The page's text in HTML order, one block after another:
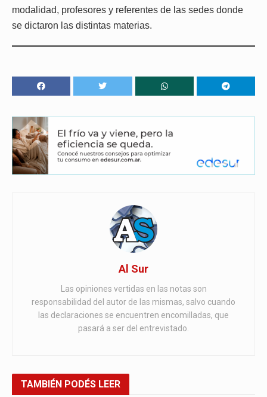
modalidad, profesores y referentes de las sedes donde
se dictaron las distintas materias.
Al Sur
Las opiniones vertidas en las notas son
responsabilidad del autor de las mismas, salvo cuando
las declaraciones se encuentren encomilladas, que
pasará a ser del entrevistado.
TAMBIÉN PODÉS LEER